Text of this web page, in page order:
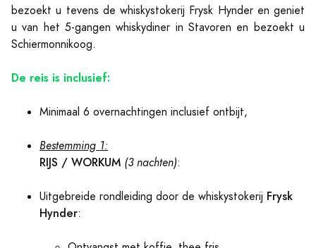
bezoekt u tevens de whiskystokerij Frysk Hynder en geniet
u van het 5-gangen whiskydiner in Stavoren en bezoekt u
Schiermonnikoog.
De reis is inclusief:
Minimaal 6 overnachtingen inclusief ontbijt,
Bestemming 1:
RIJS / WORKUM (3 nachten):
Uitgebreide rondleiding door de whiskystokerij Frysk
Hynder: